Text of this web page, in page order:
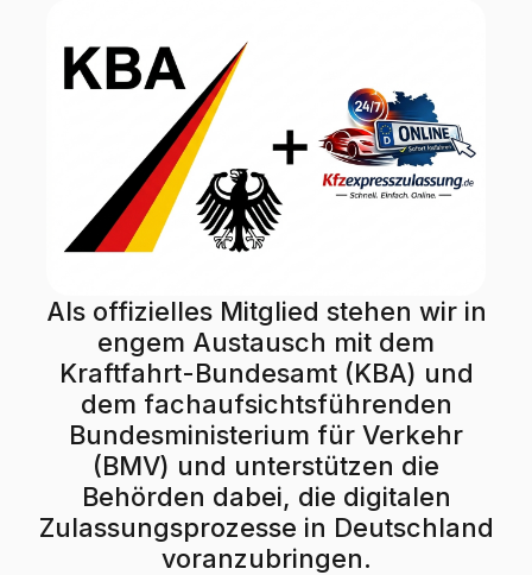
Als offizielles Mitglied stehen wir in
engem Austausch mit dem
Kraftfahrt-Bundesamt (KBA) und
dem fachaufsichtsführenden
Bundesministerium für Verkehr
(BMV) und unterstützen die
Behörden dabei, die digitalen
Zulassungsprozesse in Deutschland
voranzubringen.